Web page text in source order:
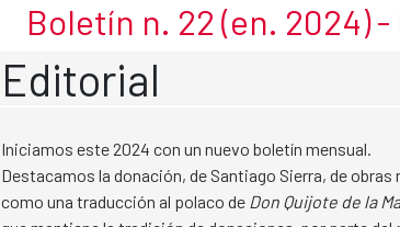
Boletín n. 22 (en. 2024)
Editorial
Iniciamos este 2024 con un nuevo boletín mensual.
Destacamos la donación, de Santiago Sierra, de
como una traducción al polaco de Don Quijote de la